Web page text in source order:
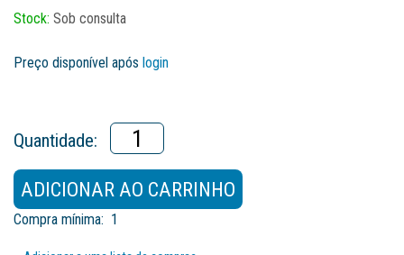
Stock: Sob consulta
Preço disponível após login
Quantidade:
ADICIONAR AO CARRINHO
Compra mínima: 1